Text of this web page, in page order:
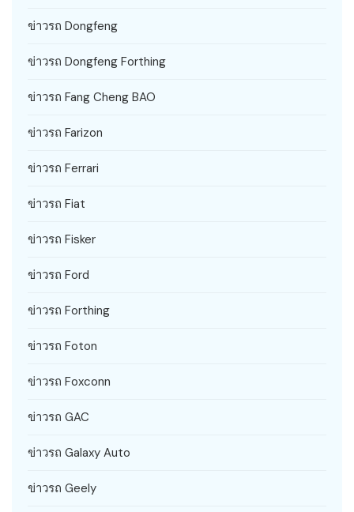
ข่าวรถ Dongfeng
ข่าวรถ Dongfeng Forthing
ข่าวรถ Fang Cheng BAO
ข่าวรถ Farizon
ข่าวรถ Ferrari
ข่าวรถ Fiat
ข่าวรถ Fisker
ข่าวรถ Ford
ข่าวรถ Forthing
ข่าวรถ Foton
ข่าวรถ Foxconn
ข่าวรถ GAC
ข่าวรถ Galaxy Auto
ข่าวรถ Geely